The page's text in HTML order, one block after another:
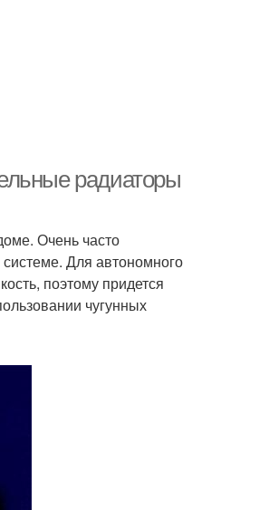
радиаторы
Очень часто
Для автономного
поэтому придется
чугунных